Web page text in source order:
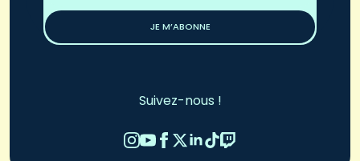
JE M’ABONNE
Suivez-nous !